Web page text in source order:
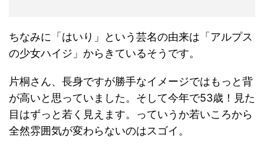
ちなみに「はいり」という芸名の由来は「アルプス
の少女ハイジ」からきているそうです。
片桐さん、長身ですが勝手なイメージではもっと背
が高いと思っていました。そして今年で53歳！見た
目はずっと若く見えます。っていうか若いころから
全然雰囲気が変わらないのはスゴイ。